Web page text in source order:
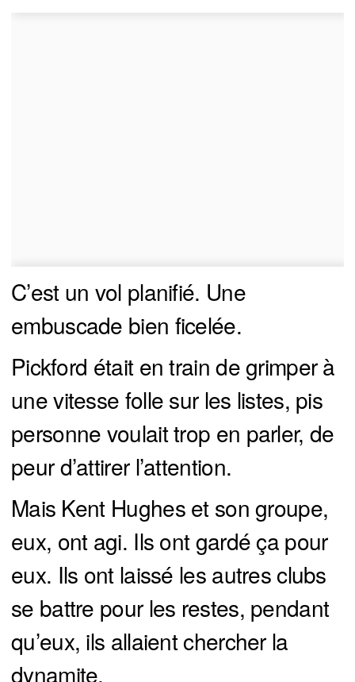
C’est un vol planifié. Une
embuscade bien ficelée.
Pickford était en train de grimper à
une vitesse folle sur les listes, pis
personne voulait trop en parler, de
peur d’attirer l’attention.
Mais Kent Hughes et son groupe,
eux, ont agi. Ils ont gardé ça pour
eux. Ils ont laissé les autres clubs
se battre pour les restes, pendant
qu’eux, ils allaient chercher la
dynamite.